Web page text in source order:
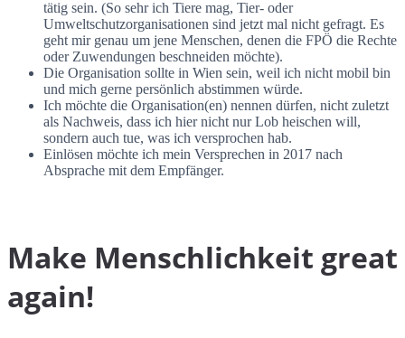
tätig sein. (So sehr ich Tiere mag, Tier- oder
Umweltschutzorganisationen sind jetzt mal nicht gefragt. Es
geht mir genau um jene Menschen, denen die FPÖ die Rechte
oder Zuwendungen beschneiden möchte).
Die Organisation sollte in Wien sein, weil ich nicht mobil bin
und mich gerne persönlich abstimmen würde.
Ich möchte die Organisation(en) nennen dürfen, nicht zuletzt
als Nachweis, dass ich hier nicht nur Lob heischen will,
sondern auch tue, was ich versprochen hab.
Einlösen möchte ich mein Versprechen in 2017 nach
Absprache mit dem Empfänger.
Make Menschlichkeit great
again!